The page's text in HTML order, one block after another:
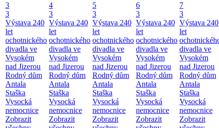
3
3
Výstava 240
let
ochotnického
divadla ve
Vysokém
nad Jizerou
Rodný dům
Antala
Staška
Vysocká
nemocnice
Zobrazit
4
3
Výstava 240
let
ochotnického
divadla ve
Vysokém
nad Jizerou
Rodný dům
Antala
Staška
Vysocká
nemocnice
Zobrazit
5
3
Výstava 240
let
ochotnického
divadla ve
Vysokém
nad Jizerou
Rodný dům
Antala
Staška
Vysocká
nemocnice
Zobrazit
6
3
Výstava 240
let
ochotnického
divadla ve
Vysokém
nad Jizerou
Rodný dům
Antala
Staška
Vysocká
nemocnice
Zobrazit
7
3
Výstava 240
let
divadla ve
Vysokém
nad Jizerou
Rodný dům
Antala
Staška
Vysocká
nemocnice
Zobrazit